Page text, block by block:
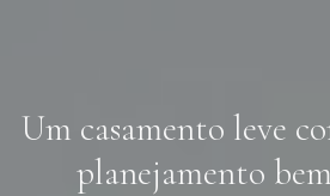
Um casamento leve
planejamento